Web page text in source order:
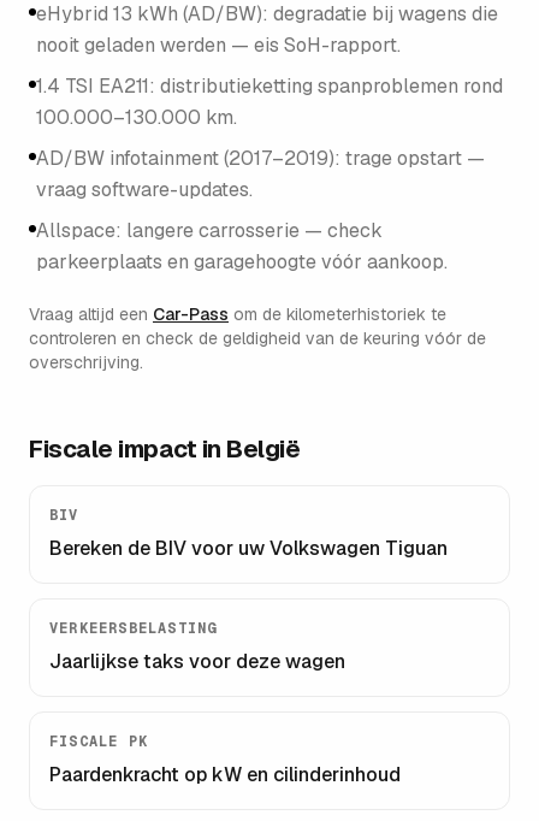
eHybrid 13 kWh (AD/BW): degradatie bij wagens die
nooit geladen werden — eis SoH-rapport.
1.4 TSI EA211: distributieketting spanproblemen rond
100.000–130.000 km.
AD/BW infotainment (2017–2019): trage opstart —
vraag software-updates.
Allspace: langere carrosserie — check
parkeerplaats en garagehoogte vóór aankoop.
Vraag altijd een Car-Pass om de kilometerhistoriek te
controleren en check de geldigheid van de keuring vóór de
overschrijving.
Fiscale impact in België
BIV
Bereken de BIV voor uwVolkswagen Tiguan
VERKEERSBELASTING
Jaarlijkse taks voor deze wagen
FISCALE PK
Paardenkracht op kW en cilinderinhoud